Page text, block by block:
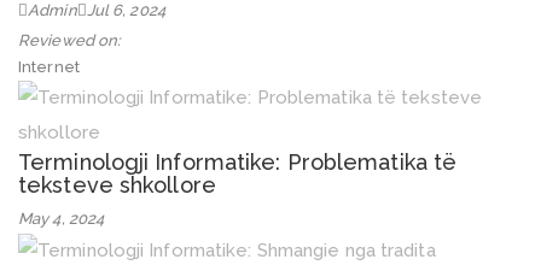
Admin Jul 6, 2024
Reviewed on:
Internet
Terminologji Informatike: Problematika të
teksteve shkollore
May 4, 2024